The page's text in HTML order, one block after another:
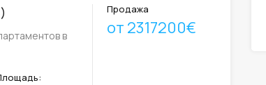
в
Продажа
от 2317200€